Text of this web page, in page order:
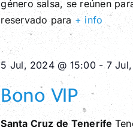
género salsa, se reúnen
reservado para+ info
5 Jul, 2024 @ 15:00- 7
Bono VIP
Santa Cruz de Tenerife